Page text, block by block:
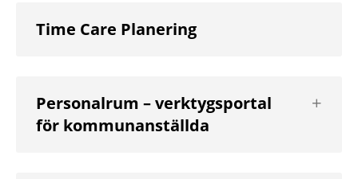
Time Care Planering
Personalrum – verktygsportal
för kommunanställda
nästa